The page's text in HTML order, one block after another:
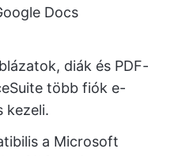
Docs
diák és PDF-
több fiók e-
kezeli.
a Microsoft